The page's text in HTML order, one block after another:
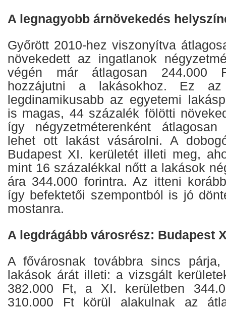
A legnagyobb árnövekedés
Győrött 2010-hez viszonyítva
növekedett az ingatlanok
végén már átlagosan 244.000
hozzájutni a lakásokhoz. Ez
legdinamikusabb az egyetemi
is magas, 44 százalék fölötti
így négyzetméterenként
lehet ott lakást vásárolni. A
Budapest XI. kerületét illeti meg,
mint 16 százalékkal nőtt a lakások
ára 344.000 forintra. Az itteni
így befektetői szempontból is jó
mostanra.
A legdrágább városrész: Budapest
A fővárosnak továbbra sincs
lakások árát illeti: a vizsgált
382.000 Ft, a XI. kerületben
310.000 Ft körül alakulnak az